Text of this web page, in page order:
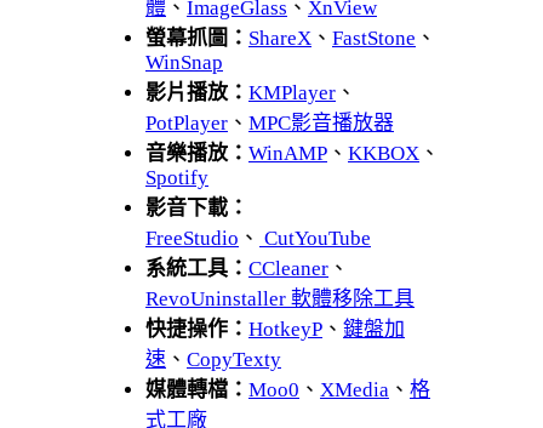
體 、 ImageGlass 、 XnView
螢幕抓圖： ShareX 、 FastStone 、
WinSnap
影片播放： KMPlayer 、
PotPlayer 、 MPC影音播放器
音樂播放： WinAMP 、 KKBOX 、
Spotify
影音下載：
FreeStudio 、 CutYouTube
系統工具： CCleaner 、
RevoUninstaller 軟體移除工具
快捷操作： HotkeyP 、 鍵盤加
速 、 CopyTexty
媒體轉檔： Moo0 、 XMedia 、 格
式工廠